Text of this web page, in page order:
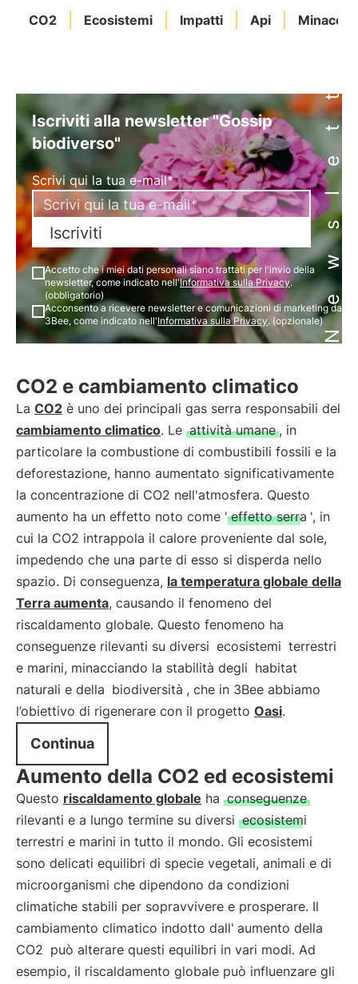
CO2 Ecosistemi Impatti Api Minaccia
Newsletter
Iscriviti alla newsletter "Gossip
biodiverso"
Scrivi qui la tua e-mail*
Iscriviti
Accetto che i miei dati personali siano trattati per l'invio della
newsletter, come indicato nell'Informativa sulla Privacy.
(obbligatorio)
Acconsento a ricevere newsletter e comunicazioni di marketing da
3Bee, come indicato nell'Informativa sulla Privacy. (opzionale)
CO2 e cambiamento climatico
La CO2 è uno dei principali gas serra responsabili del
cambiamento climatico. Le attività umane , in
particolare la combustione di combustibili fossili e la
deforestazione, hanno aumentato significativamente
la concentrazione di CO2 nell'atmosfera. Questo
aumento ha un effetto noto come ' effetto serra ', in
cui la CO2 intrappola il calore proveniente dal sole,
impedendo che una parte di esso si disperda nello
spazio. Di conseguenza, la temperatura globale della
Terra aumenta, causando il fenomeno del
riscaldamento globale. Questo fenomeno ha
conseguenze rilevanti su diversi ecosistemi terrestri
e marini, minacciando la stabilità degli habitat
naturali e della biodiversità , che in 3Bee abbiamo
l’obiettivo di rigenerare con il progetto Oasi.
Continua
Aumento della CO2 ed ecosistemi
Questo riscaldamento globale ha conseguenze
rilevanti e a lungo termine su diversi ecosistemi
terrestri e marini in tutto il mondo. Gli ecosistemi
sono delicati equilibri di specie vegetali, animali e di
microorganismi che dipendono da condizioni
climatiche stabili per sopravvivere e prosperare. Il
cambiamento climatico indotto dall' aumento della
CO2 può alterare questi equilibri in vari modi. Ad
esempio, il riscaldamento globale può influenzare gli